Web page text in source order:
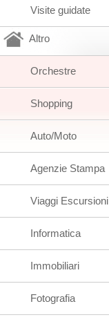
Visite guidate
Altro
Orchestre
Shopping
Auto/Moto
Agenzie Stampa
Viaggi Escursioni
Informatica
Immobiliari
Fotografia